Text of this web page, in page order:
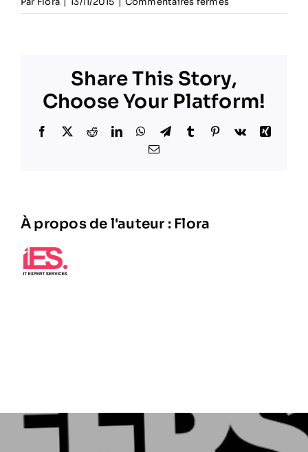
Niort
Share This Story,
Choose Your Platform!
Facebook
X RedditLinkedInWhatsApp
TelegramTumblr Pinterest
Vk
Xing
Email
À propos de l'auteur : Flora